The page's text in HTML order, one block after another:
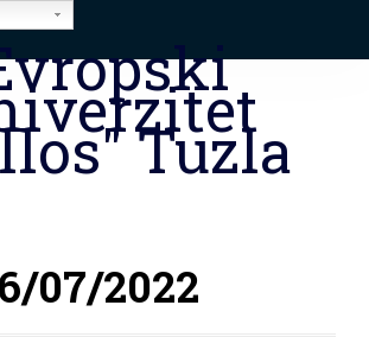
Tuzla
07/2022